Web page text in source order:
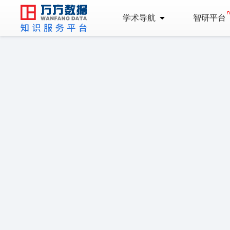
学术导航 智研平台